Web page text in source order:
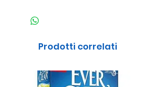
Prodotti correlati